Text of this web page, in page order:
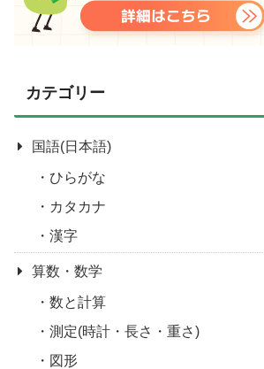
カテゴリー
国語(日本語)
ひらがな
カタカナ
漢字
算数・数学
数と計算
測定(時計・長さ・重さ)
図形